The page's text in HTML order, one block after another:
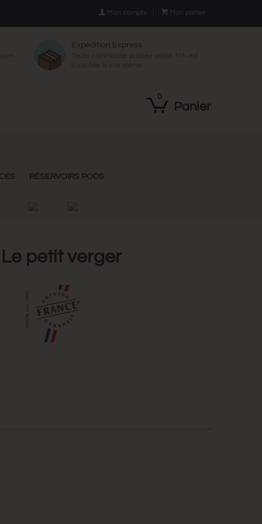
 Mon compte  Mon panier
Expédition Express
Panier
0
RÉSERVOIRS PODS
petit verger